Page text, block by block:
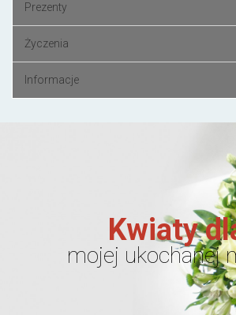
Prezenty
Życzenia
Informacje
Kwiaty
mojej ukochanej